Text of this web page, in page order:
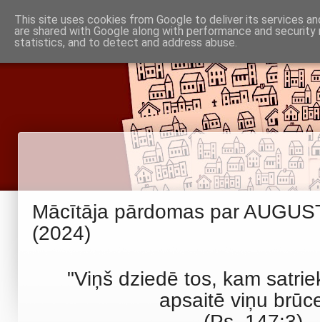
Piņķu draudze
Babītes un Jaunmārupes luterāņiem
Baznīca
Par mums
Noderīgi
Informācija
Mācītāja pārdomas par
(2024)
"Viņš dziedē tos, kam
apsaitē viņu
This site uses cookies from Google to deliver its services
are shared with Google along with performance and
statistics, and to detect and address abuse.